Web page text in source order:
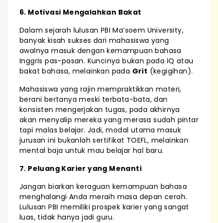
6. Motivasi Mengalahkan Bakat
Dalam sejarah lulusan PBI Ma’soem University,
banyak kisah sukses dari mahasiswa yang
awalnya masuk dengan kemampuan bahasa
Inggris pas-pasan. Kuncinya bukan pada IQ atau
bakat bahasa, melainkan pada Grit (kegigihan).
Mahasiswa yang rajin mempraktikkan materi,
berani bertanya meski terbata-bata, dan
konsisten mengerjakan tugas, pada akhirnya
akan menyalip mereka yang merasa sudah pintar
tapi malas belajar. Jadi, modal utama masuk
jurusan ini bukanlah sertifikat TOEFL, melainkan
mental baja untuk mau belajar hal baru.
7. Peluang Karier yang Menanti
Jangan biarkan keraguan kemampuan bahasa
menghalangi Anda meraih masa depan cerah.
Lulusan PBI memiliki prospek karier yang sangat
luas, tidak hanya jadi guru.